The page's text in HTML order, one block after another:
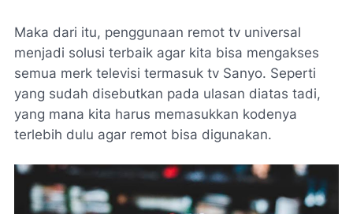
Maka dari itu, penggunaan remot tv universal
menjadi solusi terbaik agar kita bisa mengakses
semua merk televisi termasuk tv Sanyo. Seperti
yang sudah disebutkan pada ulasan diatas tadi,
yang mana kita harus memasukkan kodenya
terlebih dulu agar remot bisa digunakan.